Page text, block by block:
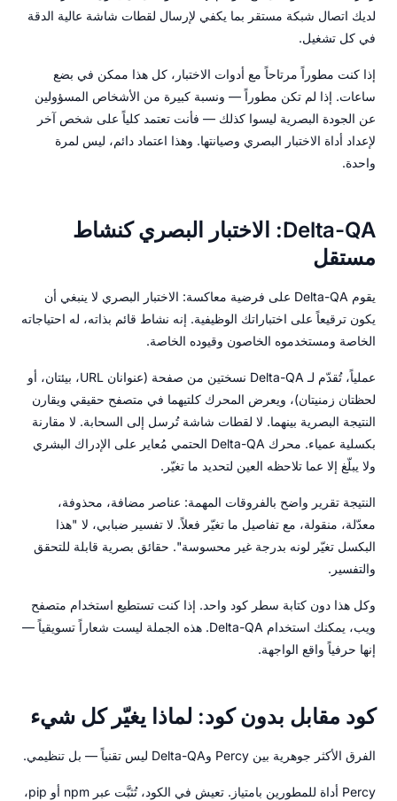
لديك اتصال شبكة مستقر بما يكفي لإرسال لقطات شاشة عالية الدقة
في كل تشغيل.
إذا كنت مطوراً مرتاحاً مع أدوات الاختبار، كل هذا ممكن في بضع
ساعات. إذا لم تكن مطوراً — ونسبة كبيرة من الأشخاص المسؤولين
عن الجودة البصرية ليسوا كذلك — فأنت تعتمد كلياً على شخص آخر
لإعداد أداة الاختبار البصري وصيانتها. وهذا اعتماد دائم، ليس لمرة
واحدة.
Delta-QA: الاختبار البصري كنشاط
مستقل
يقوم Delta-QA على فرضية معاكسة: الاختبار البصري لا ينبغي أن
يكون ترقيعاً على اختباراتك الوظيفية. إنه نشاط قائم بذاته، له احتياجاته
الخاصة ومستخدموه الخاصون وقيوده الخاصة.
عملياً، تُقدّم لـ Delta-QA نسختين من صفحة (عنوانان URL، بيئتان، أو
لحظتان زمنيتان)، ويعرض المحرك كلتيهما في متصفح حقيقي ويقارن
النتيجة البصرية بينهما. لا لقطات شاشة تُرسل إلى السحابة. لا مقارنة
بكسلية عمياء. محرك Delta-QA الحتمي مُعاير على الإدراك البشري
ولا يبلّغ إلا عما تلاحظه العين لتحديد ما تغيّر.
النتيجة تقرير واضح بالفروقات المهمة: عناصر مضافة، محذوفة،
معدّلة، منقولة، مع تفاصيل ما تغيّر فعلاً. لا تفسير ضبابي، لا "هذا
البكسل تغيّر لونه بدرجة غير محسوسة". حقائق بصرية قابلة للتحقق
والتفسير.
وكل هذا دون كتابة سطر كود واحد. إذا كنت تستطيع استخدام متصفح
ويب، يمكنك استخدام Delta-QA. هذه الجملة ليست شعاراً تسويقياً —
إنها حرفياً واقع الواجهة.
كود مقابل بدون كود: لماذا يغيّر كل شيء
الفرق الأكثر جوهرية بين Percy وDelta-QA ليس تقنياً — بل تنظيمي.
Percy أداة للمطورين بامتياز. تعيش في الكود، تُثبَّت عبر npm أو pip،